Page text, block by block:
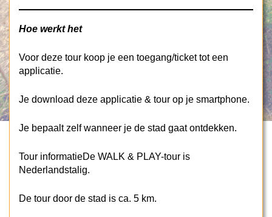
Hoe werkt het
Voor deze tour koop je een toegang/ticket tot een
applicatie.
Je download deze applicatie & tour op je smartphone.
Je bepaalt zelf wanneer je de stad gaat ontdekken.
Tour informatieDe WALK & PLAY-tour is
Nederlandstalig.
De tour door de stad is ca. 5 km.